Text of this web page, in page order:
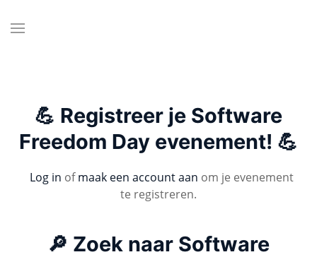
💪 Registreer je Software
Freedom Day evenement! 💪
Log in ofmaak een account aan om je evenement
te registreren.
🔎 Zoek naar Software